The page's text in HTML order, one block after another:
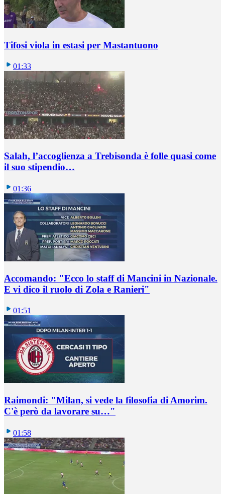
Tifosi viola in estasi per Mastantuono
01:33
Salah, l’accoglienza a Trebisonda è folle quasi come
il suo stipendio…
01:36
Accomando: "Ecco lo staff di Mancini in Nazionale.
E vi dico il ruolo di Zola e Ranieri"
01:51
Raimondi: "Milan, si vede la filosofia di Amorim.
C'è però da lavorare su…"
01:58